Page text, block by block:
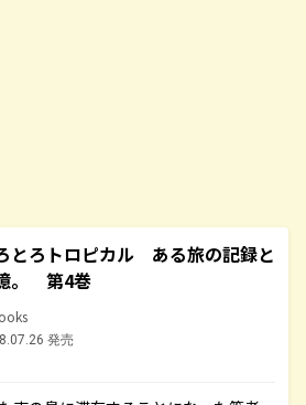
とろトロピカル ある旅の記録と
。 第4巻
発売